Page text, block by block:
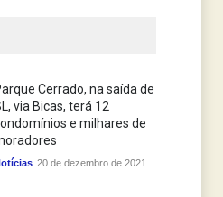
Cerrado, na saída de
via Bicas, terá 12
e milhares de
20 de dezembro de 2021